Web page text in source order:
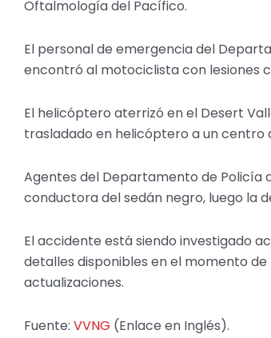
Oftalmología del Pacífico.
El personal de emergencia del
encontró al motociclista con lesiones
El helicóptero aterrizó en el Desert
trasladado en helicóptero a un centro
Agentes del Departamento de Policía
conductora del sedán negro, luego la
El accidente está siendo investigado
detalles disponibles en el momento
actualizaciones.
Fuente: VVNG (Enlace en Inglés).